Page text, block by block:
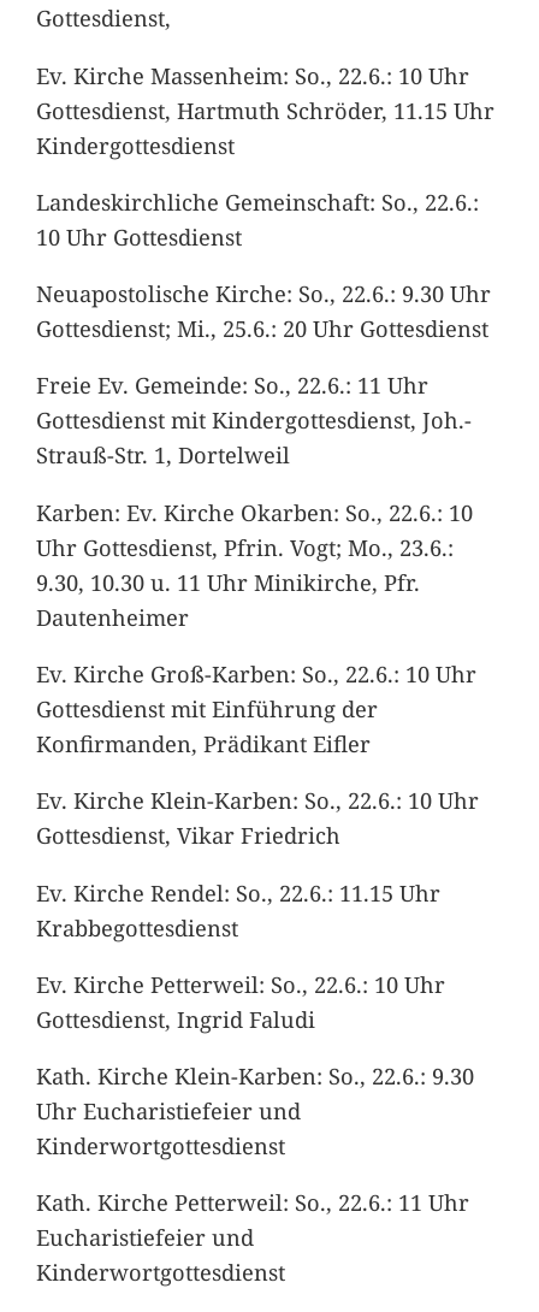
Gottesdienst,
Ev. Kirche Massenheim: So., 22.6.: 10 Uhr
Gottesdienst, Hartmuth Schröder, 11.15 Uhr
Kindergottesdienst
Landeskirchliche Gemeinschaft: So., 22.6.:
10 Uhr Gottesdienst
Neuapostolische Kirche: So., 22.6.: 9.30 Uhr
Gottesdienst; Mi., 25.6.: 20 Uhr Gottesdienst
Freie Ev. Gemeinde: So., 22.6.: 11 Uhr
Gottesdienst mit Kindergottesdienst, Joh.-
Strauß-Str. 1, Dortelweil
Karben: Ev. Kirche Okarben: So., 22.6.: 10
Uhr Gottesdienst, Pfrin. Vogt; Mo., 23.6.:
9.30, 10.30 u. 11 Uhr Minikirche, Pfr.
Dautenheimer
Ev. Kirche Groß-Karben: So., 22.6.: 10 Uhr
Gottesdienst mit Einführung der
Konfirmanden, Prädikant Eifler
Ev. Kirche Klein-Karben: So., 22.6.: 10 Uhr
Gottesdienst, Vikar Friedrich
Ev. Kirche Rendel: So., 22.6.: 11.15 Uhr
Krabbegottesdienst
Ev. Kirche Petterweil: So., 22.6.: 10 Uhr
Gottesdienst, Ingrid Faludi
Kath. Kirche Klein-Karben: So., 22.6.: 9.30
Uhr Eucharistiefeier und
Kinderwortgottesdienst
Kath. Kirche Petterweil: So., 22.6.: 11 Uhr
Eucharistiefeier und
Kinderwortgottesdienst